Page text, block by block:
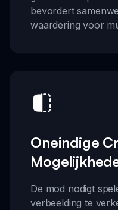
bevordert
waardering voor
Oneindige
De mod nodigt
verbeelding te